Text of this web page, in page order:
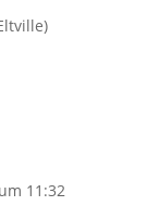
11:32